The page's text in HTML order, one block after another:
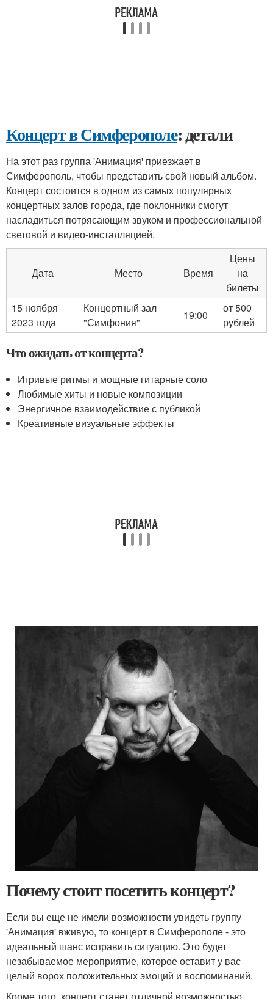
Концерт в Симферополе: детали
На этот раз группа 'Анимация' приезжает в
Симферополь, чтобы представить свой новый альбом.
Концерт состоится в одном из самых популярных
концертных залов города, где поклонники смогут
насладиться потрясающим звуком и профессиональной
световой и видео-инсталляцией.
Дата Место Время
Цены
на
билеты
15 ноября
2023 года
Концертный зал
"Симфония"
19:00
от 500
рублей
Что ожидать от концерта?
Игривые ритмы и мощные гитарные соло
Любимые хиты и новые композиции
Энергичное взаимодействие с публикой
Креативные визуальные эффекты
Почему стоит посетить концерт?
Если вы еще не имели возможности увидеть группу
'Анимация' вживую, то концерт в Симферополе - это
идеальный шанс исправить ситуацию. Это будет
незабываемое мероприятие, которое оставит у вас
целый ворох положительных эмоций и воспоминаний.